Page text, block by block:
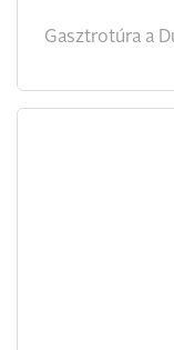
Gasztrotúra a